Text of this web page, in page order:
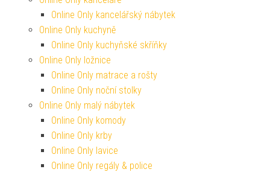
Online Only kancelářský nábytek
Online Only kuchyně
Online Only kuchyňské skříňky
Online Only ložnice
Online Only matrace a rošty
Online Only noční stolky
Online Only malý nábytek
Online Only komody
Online Only krby
Online Only lavice
Online Only regály & police